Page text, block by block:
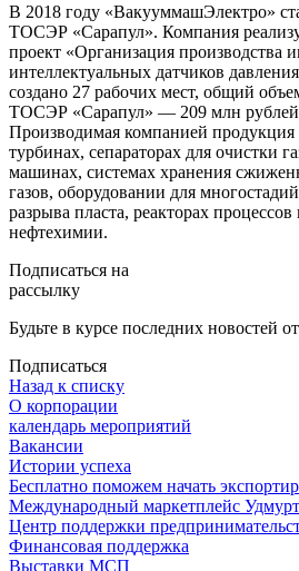
В 2018 году «ВакууммашЭлектро»
ТОСЭР «Сарапул». Компания
проект «Организация
интеллектуальных датчиков
создано 27 рабочих мест, общий
ТОСЭР «Сарапул» — 209 млн рублей
Производимая компанией продукция
турбинах, сепараторах для очистки
машинах, системах хранения
газов, оборудовании для
разрыва пласта, реакторах
нефтехимии.
Подписаться на
рассылку
Будьте в курсе последних новостей
Подписаться
Назад к списку
О корпорации
календарь мероприятий
Вакансии
Истории успеха
Бесплатно поможем начать
Международный маркетплейс
Центр поддержки
Финансовая поддержка
Выставки МСП